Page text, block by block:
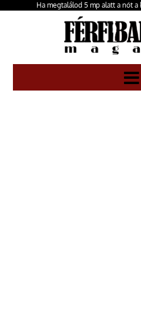
Ha megtalálod 5 mp alatt a nőt a